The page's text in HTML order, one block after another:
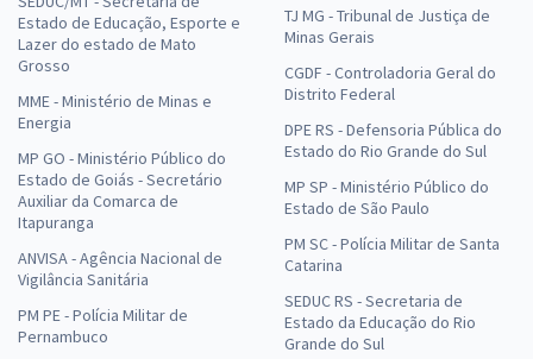
Estado de Educação, Esporte e
Lazer do estado de Mato
Grosso
MME - Ministério de Minas e
Energia
MP GO - Ministério Público do
Estado de Goiás - Secretário
Auxiliar da Comarca de
Itapuranga
ANVISA - Agência Nacional de
Vigilância Sanitária
PM PE - Polícia Militar de
Pernambuco
TJ MG - Tribunal de Justiça de
Minas Gerais
CGDF - Controladoria Geral do
Distrito Federal
DPE RS - Defensoria Pública do
Estado do Rio Grande do Sul
MP SP - Ministério Público do
Estado de São Paulo
PM SC - Polícia Militar de Santa
Catarina
SEDUC RS - Secretaria de
Estado da Educação do Rio
Grande do Sul